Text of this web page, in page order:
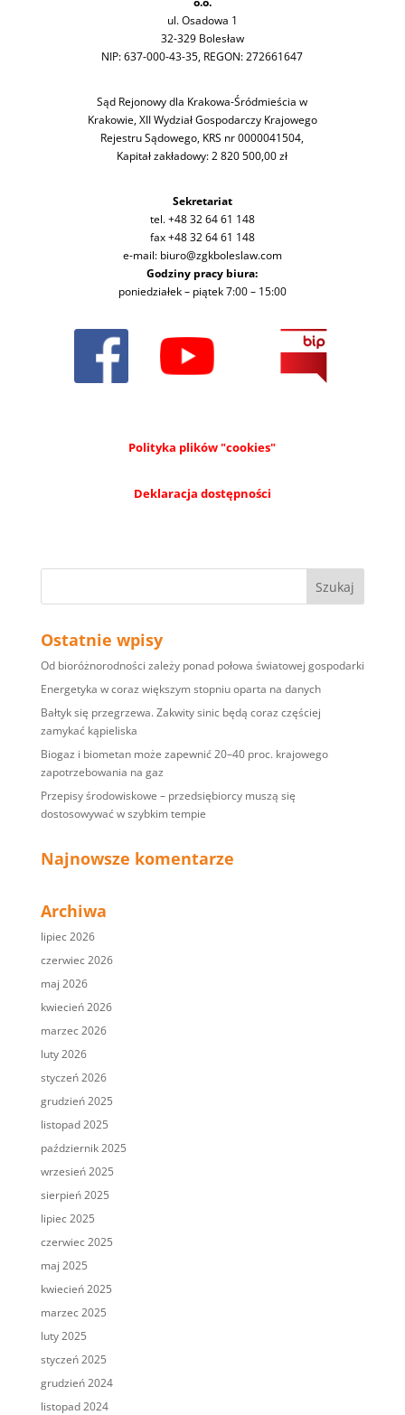
ul. Osadowa 1
32-329 Bolesław
NIP: 637-000-43-35, REGON: 272661647
Sąd Rejonowy dla Krakowa-Śródmieścia w
Krakowie, XII Wydział Gospodarczy Krajowego
Rejestru Sądowego, KRS nr 0000041504,
Kapitał zakładowy: 2 820 500,00 zł
Sekretariat
tel. +48 32 64 61 148
fax +48 32 64 61 148
e-mail: biuro@zgkboleslaw.com
Godziny pracy biura:
poniedziałek – piątek 7:00 – 15:00
Polityka plików "cookies"
Deklaracja dostępności
Ostatnie wpisy
Od bioróżnorodności zależy ponad połowa światowej gospodarki
Energetyka w coraz większym stopniu oparta na danych
Bałtyk się przegrzewa. Zakwity sinic będą coraz częściej
zamykać kąpieliska
Biogaz i biometan może zapewnić 20–40 proc. krajowego
zapotrzebowania na gaz
Przepisy środowiskowe – przedsiębiorcy muszą się
dostosowywać w szybkim tempie
Najnowsze komentarze
Archiwa
lipiec 2026
czerwiec 2026
maj 2026
kwiecień 2026
marzec 2026
luty 2026
styczeń 2026
grudzień 2025
listopad 2025
październik 2025
wrzesień 2025
sierpień 2025
lipiec 2025
czerwiec 2025
maj 2025
kwiecień 2025
marzec 2025
luty 2025
styczeń 2025
grudzień 2024
listopad 2024